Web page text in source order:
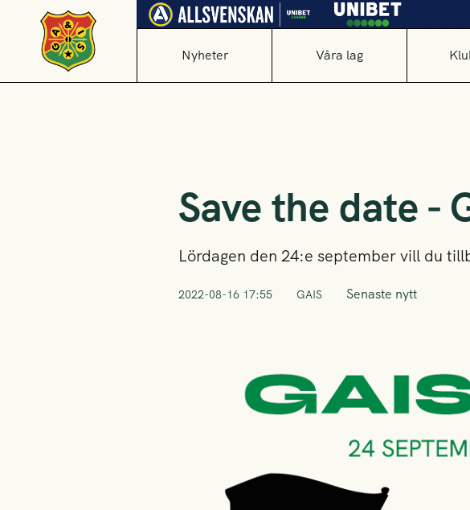
Nyheter Våra lag
Save the date -
Lördagen den 24:e september vill du
2022-08-16 17:55 GAIS Senaste nytt